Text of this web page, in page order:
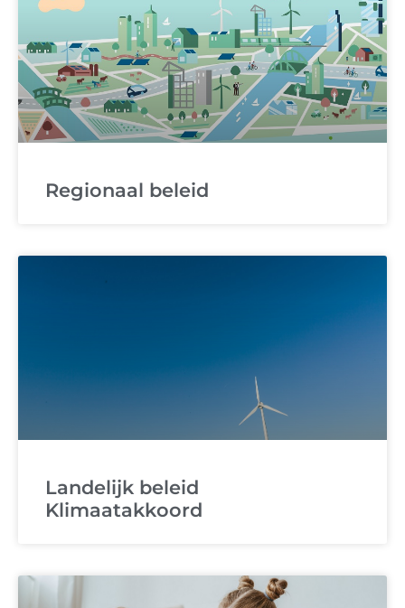
Regionaal beleid
Landelijk beleid
Klimaatakkoord